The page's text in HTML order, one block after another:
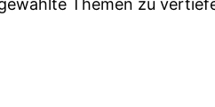
Themen zu